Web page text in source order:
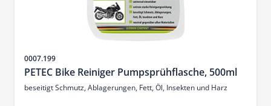
Sku
0007.199
PETEC Bike Reiniger Pumpsprühflasche, 500ml
beseitigt Schmutz, Ablagerungen, Fett, Öl, Insekten und Harz